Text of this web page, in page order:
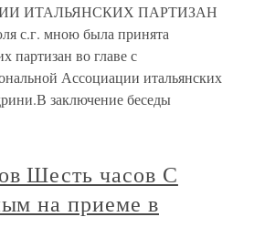
ИТАЛЬЯНСКИХ ПАРТИЗАН
с.г. мною была принята
партизан во главе с
Ассоциации итальянских
заключение беседы
Шесть часов С
на приеме в